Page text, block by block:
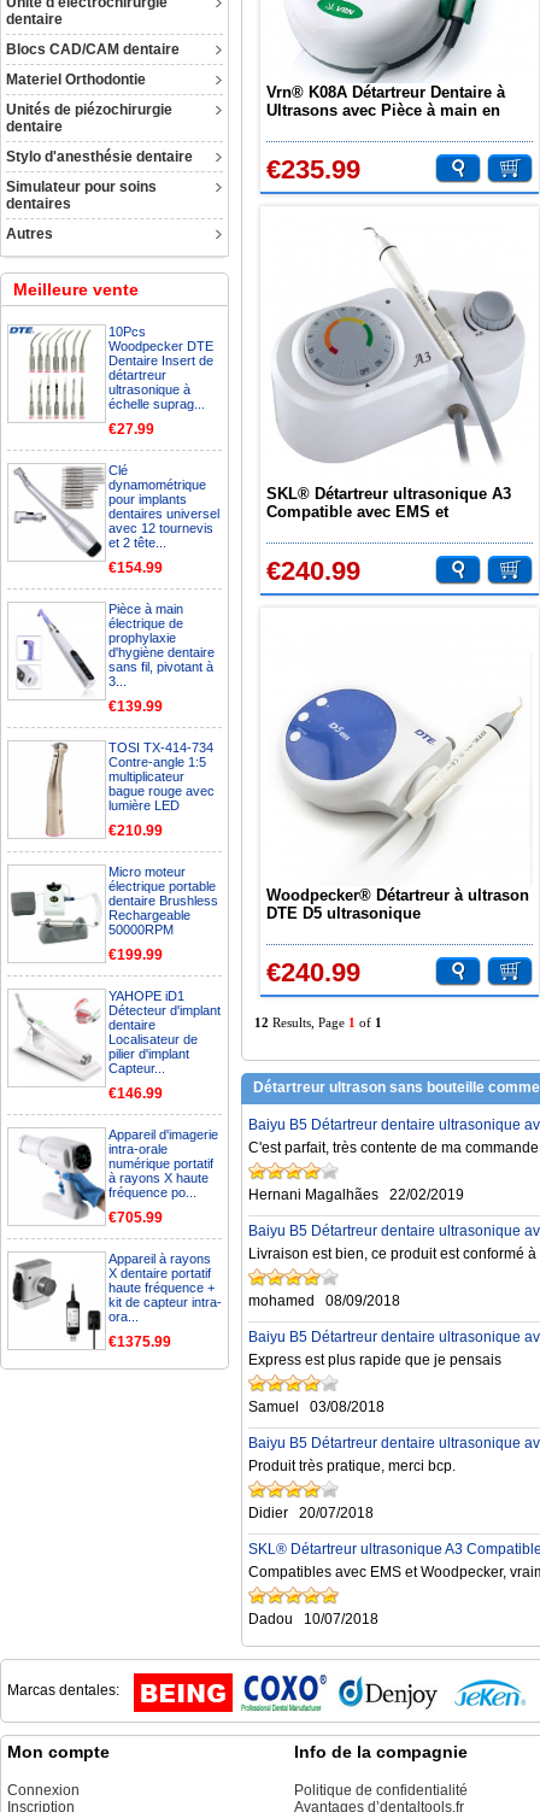
dentaire
Blocs CAD/CAM dentaire
Materiel Orthodontie
Unités de piézochirurgie
dentaire
Stylo d'anesthésie dentaire
Simulateur pour soins
dentaires
Autres
Meilleure vente
10Pcs
Woodpecker DTE
Dentaire Insert de
détartreur
ultrasonique à
échelle suprag...
€27.99
Clé
dynamométrique
pour implants
dentaires universel
avec 12 tournevis
et 2 tête...
€154.99
Pièce à main
électrique de
prophylaxie
d'hygiène dentaire
sans fil, pivotant à
3...
€139.99
TOSI TX-414-734
Contre-angle 1:5
multiplicateur
bague rouge avec
lumière LED
€210.99
Micro moteur
électrique portable
dentaire Brushless
Rechargeable
50000RPM
€199.99
YAHOPE iD1
Détecteur d'implant
dentaire
Localisateur de
pilier d'implant
Capteur...
€146.99
Appareil d'imagerie
intra-orale
numérique portatif
à rayons X haute
fréquence po...
€705.99
Appareil à rayons
X dentaire portatif
haute fréquence +
kit de capteur intra-
ora...
€1375.99
Vrn® K08A Détartreur Dentaire à
Ultrasons avec Pièce à main en
€235.99
SKL® Détartreur ultrasonique A3
Compatible avec EMS et
€240.99
Woodpecker® Détartreur à ultrason
DTE D5 ultrasonique
€240.99
12 Results, Page 1 of 1
Détartreur ultrason sans bouteille
Baiyu B5 Détartreur dentaire ultrasonique
C'est parfait, très contente de ma
Hernani Magalhães 22/02/2019
Baiyu B5 Détartreur dentaire ultrasonique
Livraison est bien, ce produit est conformé
mohamed 08/09/2018
Baiyu B5 Détartreur dentaire ultrasonique
Express est plus rapide que je pensais
Samuel 03/08/2018
Baiyu B5 Détartreur dentaire ultrasonique
Produit très pratique, merci bcp.
Didier 20/07/2018
SKL® Détartreur ultrasonique A3
Compatibles avec EMS et Woodpecker,
Dadou 10/07/2018
Marcas dentales:
Mon compte
Connexion
Inscription
Info de la compagnie
Politique de confidentialité
Avantages d’dentaltools.fr